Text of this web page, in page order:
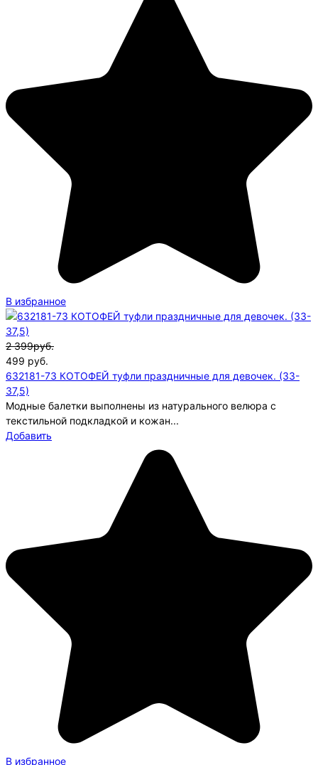
В избранное
2 399руб.
499 руб.
632181-73 КОТОФЕЙ туфли праздничные для девочек. (33-
37,5)
Модные балетки выполнены из натурального велюра с
текстильной подкладкой и кожан...
Добавить
В избранное